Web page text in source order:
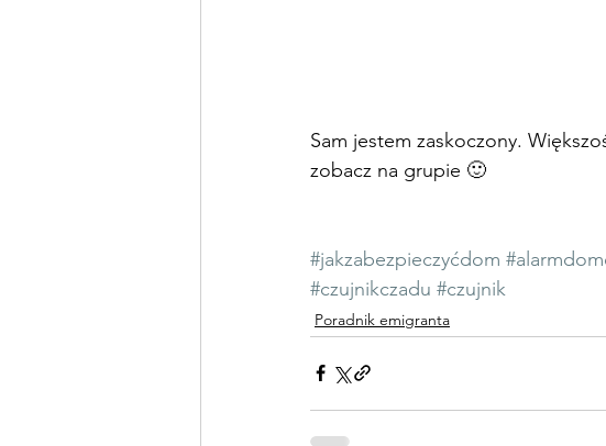
Sam jestem zaskoczony.
zobacz na grupie 🙂
#jakzabezpieczyćdom
#czujnikczadu #czujnik
Poradnik emigranta